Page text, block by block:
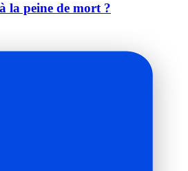
la peine de mort ?